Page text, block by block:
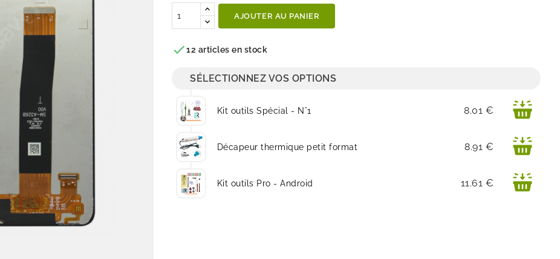
AJOUTER AU PANIER
12 articles en stock
SÉLECTIONNEZ VOS OPTIONS
Kit outils Spécial - N°1 Prix
8.01 €
Décapeur thermique petit format Prix
8.91 €
Kit outils Pro - Android Prix
11.61 €